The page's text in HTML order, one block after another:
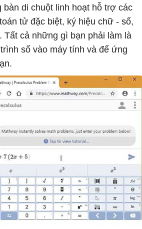
bàn di chuột linh hoạt hỗ trợ các
tử đặc biệt, ký hiệu chữ - số,
Tất cả những gì bạn phải làm là
số vào máy tính và để ứng